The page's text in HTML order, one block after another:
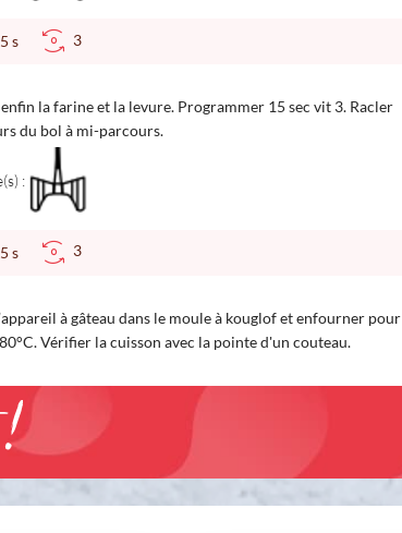
s 3
la farine et la levure. Programmer 15 sec vit 3. Racler
du bol à mi-parcours.
:
s 3
à gâteau dans le moule à kouglof et enfourner pour
Vérifier la cuisson avec la pointe d'un couteau.